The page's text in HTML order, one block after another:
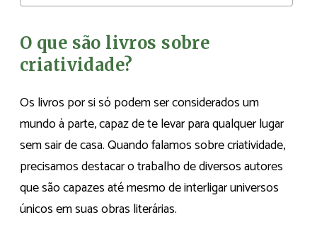
O que são livros sobre
criatividade?
Os livros por si só podem ser considerados um
mundo à parte, capaz de te levar para qualquer lugar
sem sair de casa. Quando falamos sobre criatividade,
precisamos destacar o trabalho de diversos autores
que são capazes até mesmo de interligar universos
únicos em suas obras literárias.